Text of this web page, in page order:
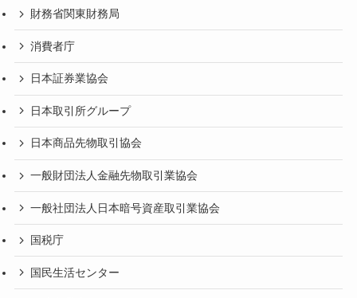
財務省関東財務局
消費者庁
日本証券業協会
日本取引所グループ
日本商品先物取引協会
一般財団法人金融先物取引業協会
一般社団法人日本暗号資産取引業協会
国税庁
国民生活センター